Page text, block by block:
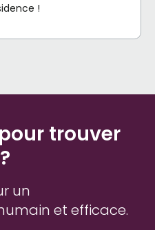
!
trouver
un
et efficace.